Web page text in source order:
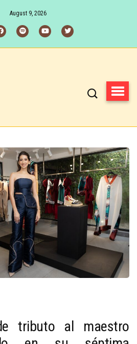
August 9, 2026
tributo al maestro